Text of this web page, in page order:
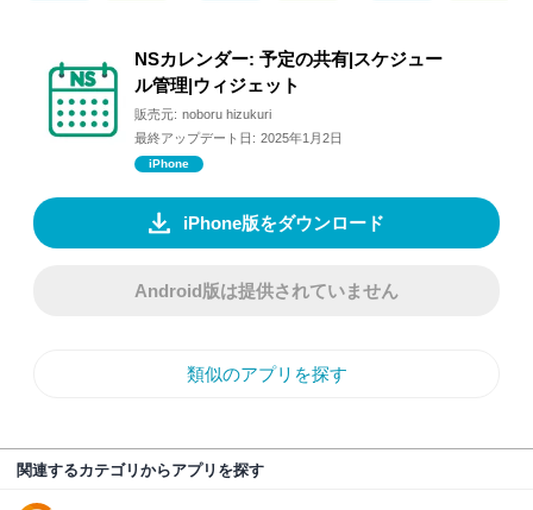
NSカレンダー: 予定の共有|スケジュー
ル管理|ウィジェット
販売元: noboru hizukuri
最終アップデート日: 2025年1月2日
iPhone
iPhone版をダウンロード
Android版は提供されていません
類似のアプリを探す
関連するカテゴリからアプリを探す